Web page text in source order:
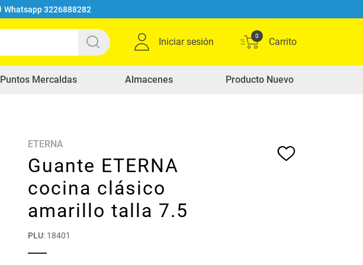
Whatsapp 3226888282
Iniciar sesión
0
Puntos Mercaldas Almacenes Producto Nuevo
ETERNA
Guante ETERNA
cocina clásico
amarillo talla 7.5
PLU: 18401